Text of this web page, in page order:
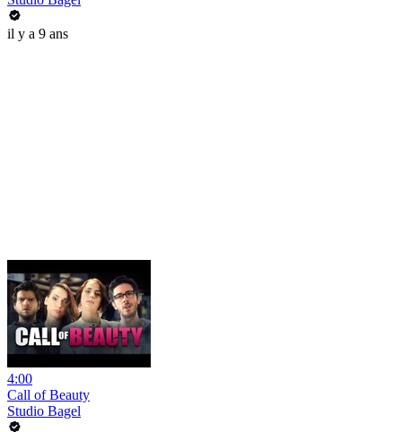
il y a 9 ans
4:00
Call of Beauty
Studio Bagel